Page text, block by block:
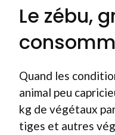
Le zébu,
Quand les
animal peu
kg de végétaux
tiges et autres